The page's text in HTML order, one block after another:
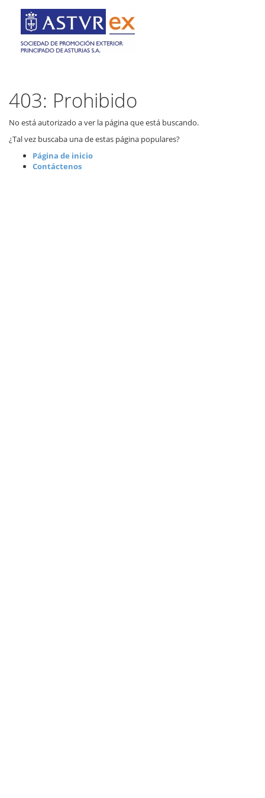
403: Prohibido
No está autorizado a ver la página que está buscando.
¿Tal vez buscaba una de estas página populares?
Página de inicio
Contáctenos